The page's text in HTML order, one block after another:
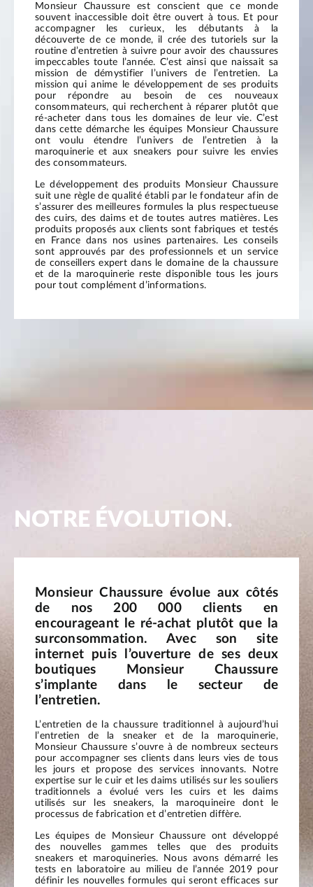
Monsieur Chaussure est conscient que ce monde
souvent inaccessible doit être ouvert à tous. Et pour
accompagner les curieux, les débutants à la
découverte de ce monde, il crée des tutoriels sur la
routine d’entretien à suivre pour avoir des chaussures
impeccables toute l’année. C’est ainsi que naissait sa
mission de démystifier l’univers de l’entretien. La
mission qui anime le développement de ses produits
pour répondre au besoin de ces nouveaux
consommateurs, qui recherchent à réparer plutôt que
ré-acheter dans tous les domaines de leur vie. C’est
dans cette démarche les équipes Monsieur Chaussure
ont voulu étendre l’univers de l’entretien à la
maroquinerie et aux sneakers pour suivre les envies
des consommateurs.
Le développement des produits Monsieur Chaussure
suit une règle de qualité établi par le fondateur afin de
s’assurer des meilleures formules la plus respectueuse
des cuirs, des daims et de toutes autres matières. Les
produits proposés aux clients sont fabriques et testés
en France dans nos usines partenaires. Les conseils
sont approuvés par des professionnels et un service
de conseillers expert dans le domaine de la chaussure
et de la maroquinerie reste disponible tous les jours
pour tout complément d’informations.
NOTRE ÉVOLUTION.
Monsieur Chaussure évolue aux côtés
de nos 200 000 clients en
encourageant le ré-achat plutôt que la
surconsommation. Avec son site
internet puis l’ouverture de ses deux
boutiques Monsieur Chaussure
s’implante dans le secteur de
l’entretien.
L’entretien de la chaussure traditionnel à aujourd’hui
l’entretien de la sneaker et de la maroquinerie,
Monsieur Chaussure s’ouvre à de nombreux secteurs
pour accompagner ses clients dans leurs vies de tous
les jours et propose des services innovants. Notre
expertise sur le cuir et les daims utilisés sur les souliers
traditionnels a évolué vers les cuirs et les daims
utilisés sur les sneakers, la maroquineire dont le
processus de fabrication et d’entretien diffère.
Les équipes de Monsieur Chaussure ont développé
des nouvelles gammes telles que des produits
sneakers et maroquineries. Nous avons démarré les
tests en laboratoire au milieu de l’année 2019 pour
définir les nouvelles formules qui seront efficaces sur